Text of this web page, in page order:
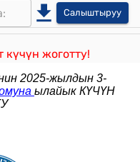
Салыштыруу
күчүн жоготту!